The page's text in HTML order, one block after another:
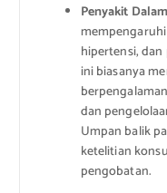
Penyakit
hipertensi,
ini biasanya
dan
Umpan balik
ketelitian
pengobatan.